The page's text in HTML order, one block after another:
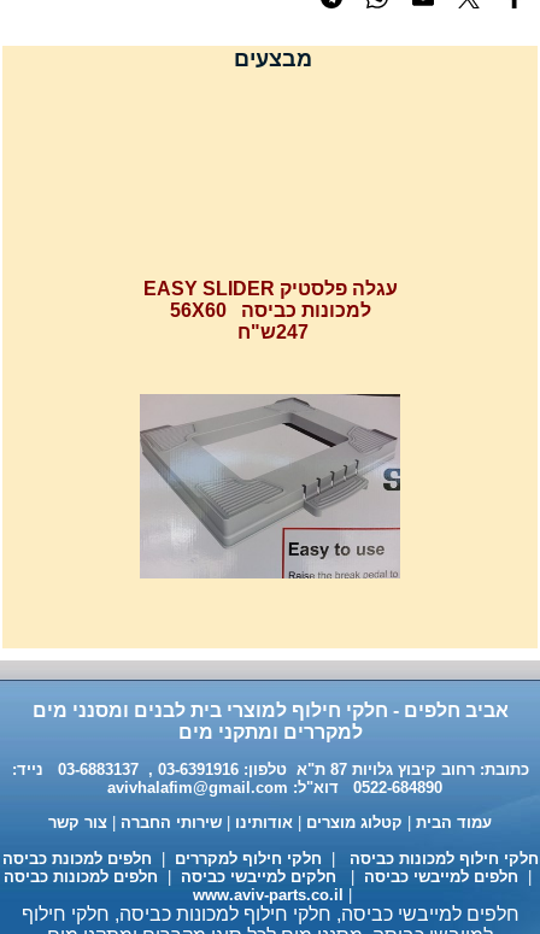
מבצעים
למכונות כביסה 56X60
247ש"ח
32נפתח עד 56ס"מ.
120שח
חומר ניקוי גרמני למכונות כביסה
אביב חלפים - חלקי חילוף למוצרי בית לבנים ומסנני מים
למקררים ומתקני מים
כתובת: רחוב קיבוץ גלויות 87 ת"א טלפון: 03-6391916 , 03-6883137 נייד:
0522-684890 דוא"ל:
avivhalafim@gmail.com
עמוד הבית
קטלוג מוצרים אודותינו שירותי החברה
צור קשר
חילוף למכונות כביסה
חלקי חילוף למקררים
חלפים למכונת כביסה
חלפים למייבשי כביסה חלקים למייבשי כביסה
חלפים למכונות כביסה
www.aviv-parts.co.il
חלפים למייבשי כביסה, חלקי חילוף למכונות כביסה, חלקי חילוף